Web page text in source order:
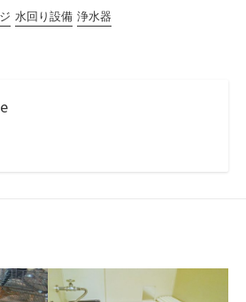
水回り設備 浄水器